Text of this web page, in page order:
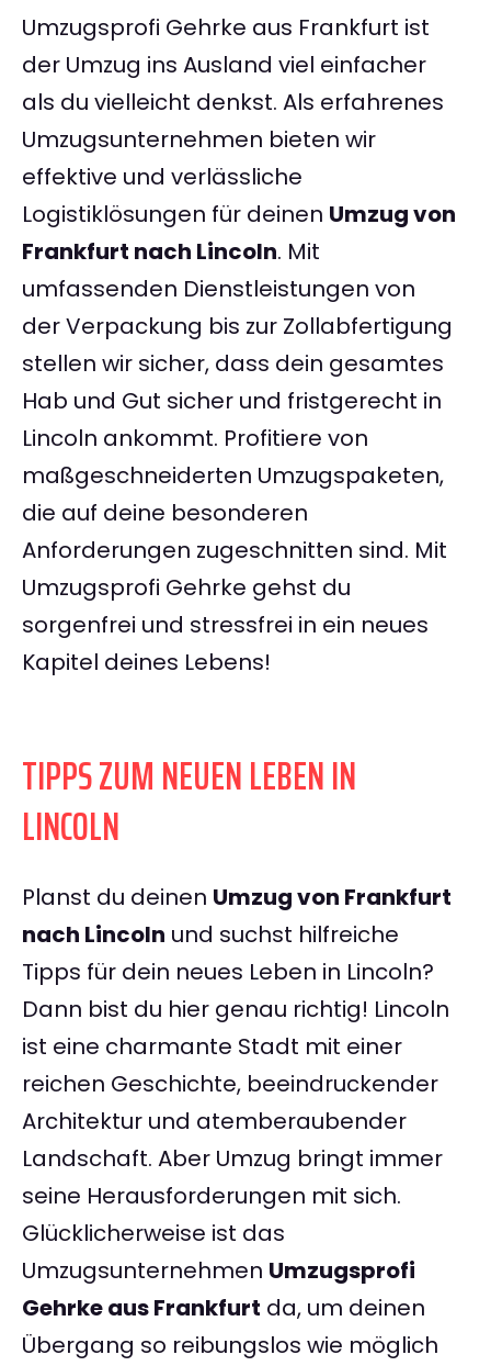
Umzugsprofi Gehrke aus Frankfurt ist
der Umzug ins Ausland viel einfacher
als du vielleicht denkst. Als erfahrenes
Umzugsunternehmen bieten wir
effektive und verlässliche
Logistiklösungen für deinen Umzug von
Frankfurt nach Lincoln. Mit
umfassenden Dienstleistungen von
der Verpackung bis zur Zollabfertigung
stellen wir sicher, dass dein gesamtes
Hab und Gut sicher und fristgerecht in
Lincoln ankommt. Profitiere von
maßgeschneiderten Umzugspaketen,
die auf deine besonderen
Anforderungen zugeschnitten sind. Mit
Umzugsprofi Gehrke gehst du
sorgenfrei und stressfrei in ein neues
Kapitel deines Lebens!
TIPPS ZUM NEUEN LEBEN IN
LINCOLN
Planst du deinen Umzug von Frankfurt
nach Lincoln und suchst hilfreiche
Tipps für dein neues Leben in Lincoln?
Dann bist du hier genau richtig! Lincoln
ist eine charmante Stadt mit einer
reichen Geschichte, beeindruckender
Architektur und atemberaubender
Landschaft. Aber Umzug bringt immer
seine Herausforderungen mit sich.
Glücklicherweise ist das
Umzugsunternehmen Umzugsprofi
Gehrke aus Frankfurt da, um deinen
Übergang so reibungslos wie möglich